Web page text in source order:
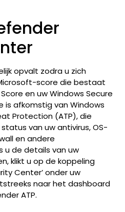
opvalt zodra u zich
score die bestaat
en uw Windows Secure
is afkomstig van Windows
Protection (ATP), die
van uw antivirus, OS-
en andere
u de details van uw
klikt u op de koppeling
Center’ onder uw
naar het dashboard
ATP.